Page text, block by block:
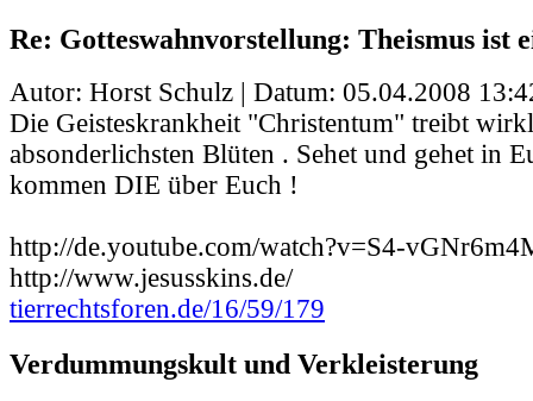
Re: Gotteswahnvorstellung: Theismus ist
Autor: Horst Schulz | Datum: 05.04.2008
Die Geisteskrankheit "Christentum" treibt
absonderlichsten Blüten . Sehet und gehet in
kommen DIE über Euch !
http://de.youtube.com/watch?v=S4-
http://www.jesusskins.de/
tierrechtsforen.de/16/59/179
Verdummungskult und Verkleisterung